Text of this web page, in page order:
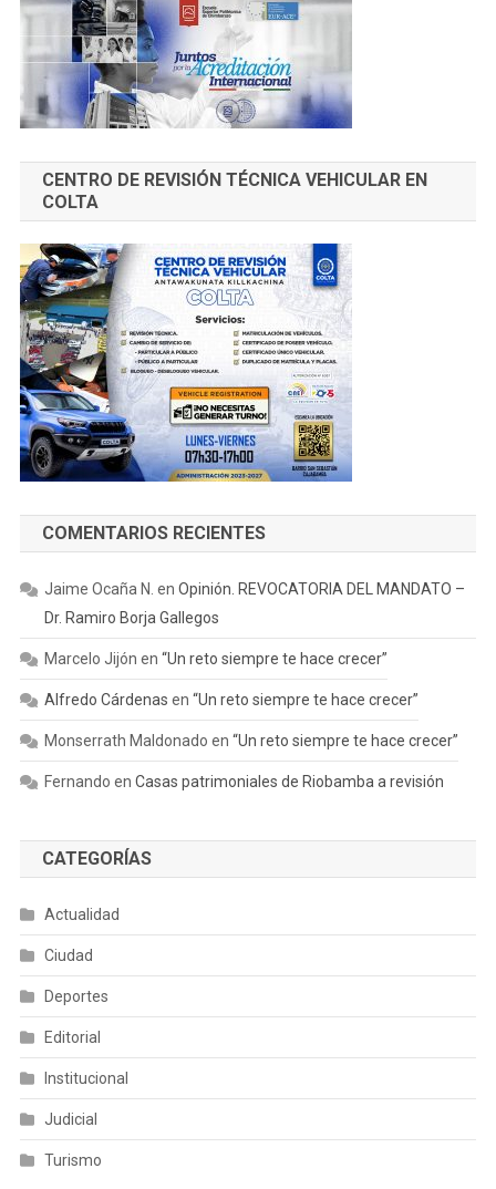
CENTRO DE REVISIÓN TÉCNICA VEHICULAR EN
COLTA
COMENTARIOS RECIENTES
Jaime Ocaña N. en Opinión. REVOCATORIA DEL MANDATO –
Dr. Ramiro Borja Gallegos
Marcelo Jijón en “Un reto siempre te hace crecer”
Alfredo Cárdenas en “Un reto siempre te hace crecer”
Monserrath Maldonado en “Un reto siempre te hace crecer”
Fernando en Casas patrimoniales de Riobamba a revisión
CATEGORÍAS
Actualidad
Ciudad
Deportes
Editorial
Institucional
Judicial
Turismo